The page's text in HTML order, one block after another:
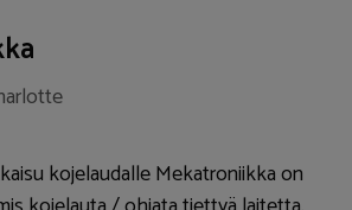
kojelaudalle Mekatroniikka on